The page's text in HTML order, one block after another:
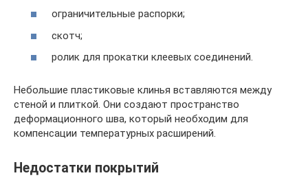
ограничительные распорки;
скотч;
ролик для прокатки клеевых соединений.
Небольшие пластиковые клинья вставляются между
стеной и плиткой. Они создают пространство
деформационного шва, который необходим для
компенсации температурных расширений.
Недостатки покрытий